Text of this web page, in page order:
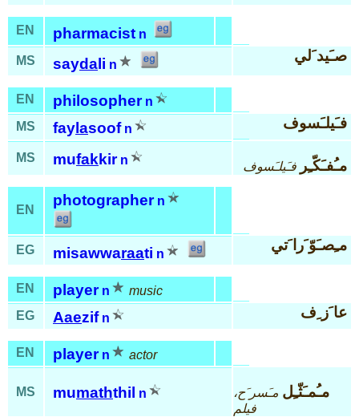
EN pharmacist n
MS
sayda li n
صـَيد َلي
EN philosopher n
MS
fay lasoof n فـَيلـَسوف
MS mufakkir n مـُفـَكّـِر فـَيلـَسوف
EN
photographer n
EG misawwaraati n
مـِصـَوّ َرا َتي
EN player n
music
EG
Aaezif n عا َز ِف
EN player n actor
MS mumaththil n مـُمـَثّـِل مـَسر َح،
فيلم